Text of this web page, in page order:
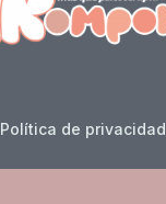
Política de privacidad